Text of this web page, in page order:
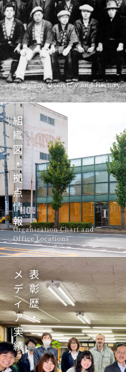
Company Overview and History
組
織
図
・
拠
点
情
報
Organization Chart and
Office Locations
メ
デ
ィ
ア
実
績
表
彰
歴
・